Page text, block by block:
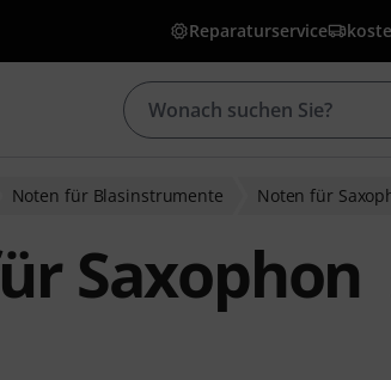
Reparaturservice
Noten für Blasinstrumente Noten für
Saxophon